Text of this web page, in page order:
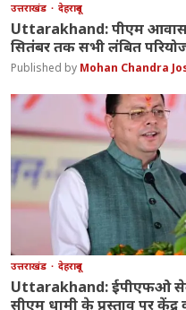
उत्तराखंड देहरादून
Uttarakhand: पीएम आवास
सितंबर तक सभी लंबित
Mohan Chandra
उत्तराखंड देहरादून
Uttarakhand: ईपीएफओ
सीएम धामी के प्रस्ताव पर